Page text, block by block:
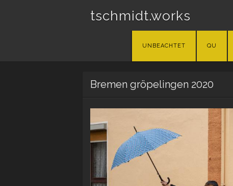
tschmidt.works
Skip
UNBEACHTET QU
Bremen gröpelingen 2020